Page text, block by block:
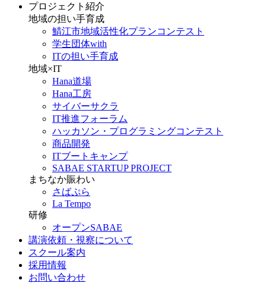
プロジェクト紹介
地域の担い手育成
鯖江市地域活性化プランコンテスト
学生団体with
ITの担い手育成
地域×IT
Hana道場
Hana工房
サイバーサクラ
IT推進フォーラム
ハッカソン・プログラミングコンテスト
商品開発
ITブートキャンプ
SABAE STARTUP PROJECT
まちなか賑わい
さばぷら
La Tempo
研修
オープンSABAE
講演依頼・視察について
スクール案内
採用情報
お問い合わせ